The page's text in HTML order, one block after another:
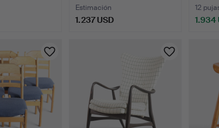
Estimación
1.237 USD
12
1.934